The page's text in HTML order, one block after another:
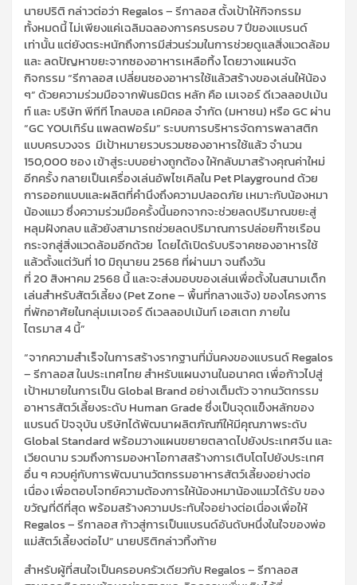
นายปริติ กล่าวต่อว่า Regalos–รีกาลอส ตั้งเป้าให้กิจกรรม
ทั้งหมดนี้ ไม่เพียงแค่เฉลิมฉลองการครบรอบ7ปีของแบรนด์
เท่านั้น แต่ยังตระหนักถึงการมีส่วนร่วมในการช่วยดูแลสิ่งแวดล้อม
และ ลดปัญหาขยะจากซองอาหารเหลือทิ้ง โดยวางแผนจัด
กิจกรรม “รีกาลอส เปลี่ยนซองอาหารใช้แล้วสร้างของเล่นให้น้อง
ๆ” ด้วยความร่วมมือจากพันธมิตร หลัก คือ เมเจอร์ ดีเวลลอปเม้น
ท์ และ บริษัท พีทีที โกลบอล เคมิคอล จำกัด (มหาชน) หรือGCผ่าน
“GC YOUเทิร์น แพลตฟอร์ม” ระบบการบริหารจัดการพลาสติก
แบบครบวงจร มีเป้าหมายรวบรวมซองอาหารใช้แล้ว จำนวน
150,000ซอง เข้าสู่ระบบอย่างถูกต้อง ให้กลับมาสร้างคุณค่าใหม่
อีกครั้ง กลายเป็นเครื่องเล่นอัพไซเคิลใน Pet Playgroundด้วย
การออกแบบและผลิตที่คำนึงถึงความปลอดภัย เหมาะกับน้องหมา
น้องแมว ซึ่งความร่วมมือครั้งนี้นอกจากจะช่วยลดปริมาณขยะสู่
หลุมฝังกลบ แล้วยังสามารถช่วยลดปริมาณการปล่อยก๊าซเรือน
กระจกสู่สิ่งแวดล้อมอีกด้วย โดยได้เปิดรับบริจาคซองอาหารใช้
แล้วตั้งแต่วันที่10 มิถุนายน2568ที่ผ่านมา จนถึงวัน
ที่20สิงหาคม2568นี้ และจะส่งมอบของเล่นเพื่อตั้งในสนามเด็ก
เล่นสำหรับสัตว์เลี้ยง (Pet Zone–พื้นที่กลางแจ้ง) ของโครงการ
ที่พักอาศัยในกลุ่มเมเจอร์ ดีเวลลอปเม้นท์ เอสเตท ภายใน
ไตรมาส4นี้”
“จากความสำเร็จในการสร้างรากฐานที่มั่นคงของแบรนด์Regalos
–รีกาลอส ในประเทศไทย สำหรับแผนงานในอนาคต เพื่อก้าวไปสู่
เป้าหมายในการเป็นGlobalBrandอย่างเต็มตัว จากนวัตกรรม
อาหารสัตว์เลี้ยงระดับHuman Gradeซึ่งเป็นจุดแข็งหลักของ
แบรนด์ ปัจจุบัน บริษัทได้พัฒนาผลิตภัณฑ์ให้มีคุณภาพระดับ
Global Standardพร้อมวางแผนขยายตลาดไปยังประเทศจีน และ
เวียดนาม รวมถึงการมองหาโอกาสสร้างการเติบโตไปยังประเทศ
อื่น ๆ ควบคู่กับการพัฒนานวัตกรรมอาหารสัตว์เลี้ยงอย่างต่อ
เนื่อง เพื่อตอบโจทย์ความต้องการให้น้องหมาน้องแมวได้รับ ของ
ขวัญที่ดีที่สุด พร้อมสร้างความประทับใจอย่างต่อเนื่องเพื่อให้
Regalos–รีกาลอส ก้าวสู่การเป็นแบรนด์อันดับหนึ่งในใจของพ่อ
แม่สัตว์เลี้ยงต่อไป” นายปริติกล่าวทิ้งท้าย
สำหรับผู้ที่สนใจเป็นครอบครัวเดียวกับRegalos–รีกาลอส